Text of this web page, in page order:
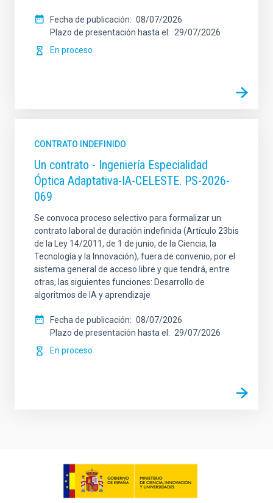
Fecha de publicación
08/07/2026
Plazo de presentación hasta el
29/07/2026
En proceso
CONTRATO INDEFINIDO
Un contrato - Ingeniería Especialidad
Óptica Adaptativa-IA-CELESTE. PS-2026-
069
Se convoca proceso selectivo para formalizar un
contrato laboral de duración indefinida (Artículo 23bis
de la Ley 14/2011, de 1 de junio, de la Ciencia, la
Tecnología y la Innovación), fuera de convenio, por el
sistema general de acceso libre y que tendrá, entre
otras, las siguientes funciones: Desarrollo de
algoritmos de IA y aprendizaje
Fecha de publicación
08/07/2026
Plazo de presentación hasta el
29/07/2026
En proceso